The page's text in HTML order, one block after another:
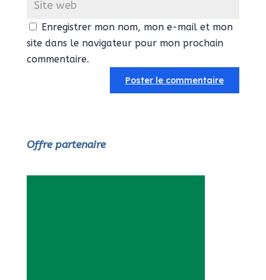
Enregistrer mon nom, mon e-mail et mon
site dans le navigateur pour mon prochain
commentaire.
Offre partenaire